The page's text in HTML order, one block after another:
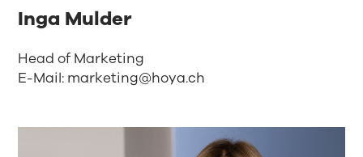
Inga Mulder
Head of Marketing
E-Mail: marketing@hoya.ch